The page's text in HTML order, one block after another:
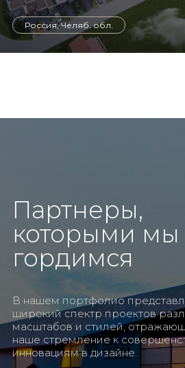
Россия, Челяб. обл.
Партнеры,
которыми мы
гордимся
В нашем портфолио
широкий спектр проектов
масштабов и стилей,
наше стремление к
инновациям в дизайне.